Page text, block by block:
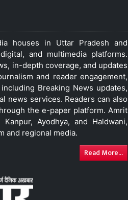
houses in Uttar Pradesh and
and multimedia platforms.
in-depth coverage, and updates
and reader engagement,
Breaking News updates,
news services. Readers can also
the e-paper platform. Amrit
Ayodhya, and Haldwani,
and regional media.
Read More...